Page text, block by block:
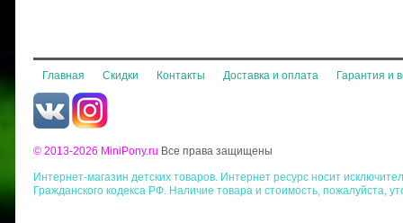
Главная Скидки Контакты Доставка и оплата Гарантия и
© 2013-2026 MiniPony.ru Все права защищены
Интернет-магазин детских товаров. Интернет ресурс носит
Гражданского кодекса РФ. Наличие товара и стоимость, пожалуйста,